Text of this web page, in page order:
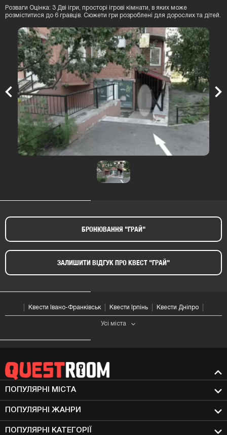
Розваги Оцінка: 3 Дві ігри, просторі ігрові кімнати, в яких може
розміститися до 6 гравців. Сюжети гри розроблені для дорослих та дітей.
Previous
БРОНЮВАННЯ "ГРАЙ"​
ЗАЛИШИТИ ВІДГУК ПРО КВЕСТ "ГРАЙ"​
Квести Івано-Франківськ Квести Ірпінь Квести Дніпро
Усі мiста
ПОПУЛЯРНІ МIСТА
ПОПУЛЯРНІ ЖАНРИ
ПОПУЛЯРНІ КАТЕГОРІЇ